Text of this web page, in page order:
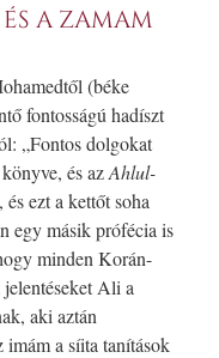
A ZAMAM
(béke
fontosságú hadíszt
„Fontos dolgokat
és azAhlul-
ezt a kettőt soha
egy másik prófécia is
minden Korán-
jelentéseket Ali a
aki aztán
a síita tanítások